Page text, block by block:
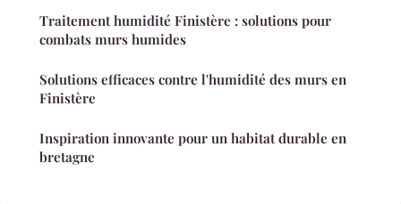
Traitement humidité Finistère : solutions pour
combats murs humides
Solutions efficaces contre l'humidité des murs en
Finistère
Inspiration innovante pour un habitat durable en
bretagne